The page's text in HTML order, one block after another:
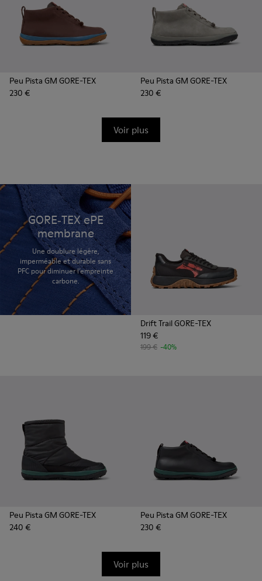
Peu Pista GM GORE-TEX
230 €
Peu Pista GM GORE-TEX
230 €
Voir plus
GORE‑TEX ePE
membrane
Une doublure légère,
imperméable et durable sans
PFC pour diminuer l’empreinte
carbone.
Drift Trail GORE-TEX
119 €
199 € -40%
Peu Pista GM GORE-TEX
240 €
Peu Pista GM GORE-TEX
230 €
Voir plus